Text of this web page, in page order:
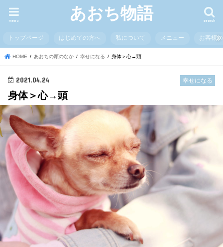
あおち物語 search
menu
トップページ はじめての方へ 私について メニュー お客様
HOME あおちの頭のなか 幸せになる 身体＞心→頭
幸せになる
2021.04.24
身体＞心→頭